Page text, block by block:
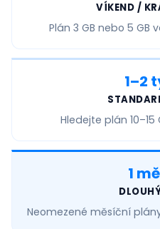
VÍKEND /
Plán 3 GB nebo 5 GB
1–2
Hledejte plán 10–15
1
Neomezené měsíční